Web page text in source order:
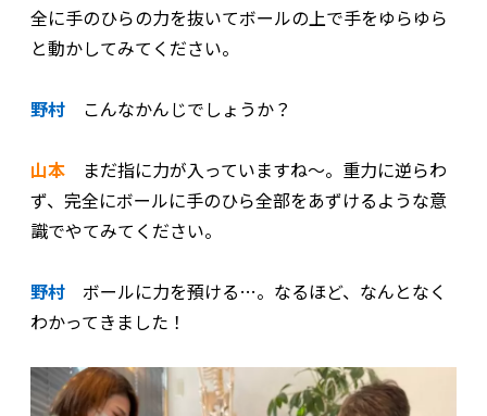
全に手のひらの力を抜いてボールの上で手をゆらゆら
と動かしてみてください。
野村 こんなかんじでしょうか？
山本 まだ指に力が入っていますね～。重力に逆らわ
ず、完全にボールに手のひら全部をあずけるような意
識でやてみてください。
野村 ボールに力を預ける…。なるほど、なんとなく
わかってきました！